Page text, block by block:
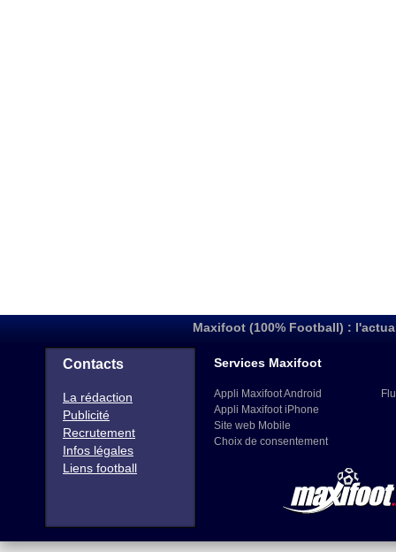
Maxifoot (100% Football) :
Contacts
La rédaction
Publicité
Recrutement
Infos légales
Liens football
Services Maxifoot
Appli Maxifoot Android
Appli Maxifoot iPhone
Site web Mobile
Choix de consentement